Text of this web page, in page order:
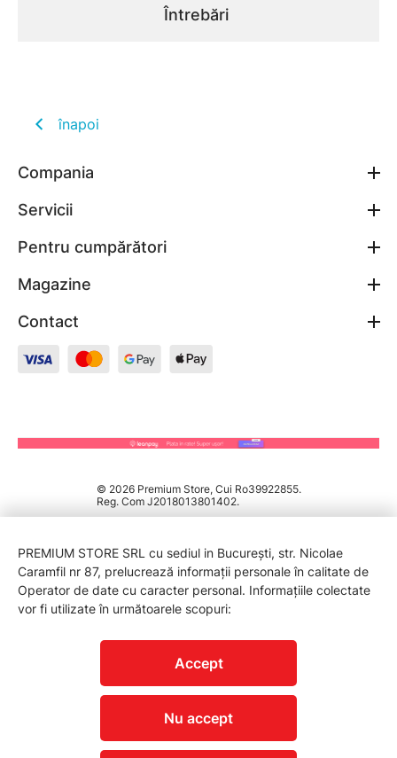
Întrebări
înapoi
Compania
Servicii
Pentru cumpărători
Magazine
Contact
© 2026 Premium Store, Cui Ro39922855.
Reg. Com J2018013801402.
PREMIUM STORE SRL cu sediul in București, str. Nicolae
Caramfil nr 87, prelucrează informații personale în calitate de
Operator de date cu caracter personal. Informațiile colectate
vor fi utilizate în următoarele scopuri:
Accept
Nu accept